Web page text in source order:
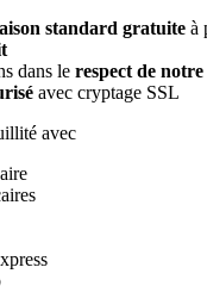
standard gratuite à
dans le respect de
avec cryptage SSL
avec